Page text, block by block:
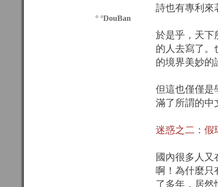
詩也有專利來
於是乎，天下
的人去寫了。
的境界美妙
但這也僅僅是
滿了所謂的
迷惑之二：假
國內很多人又
啊！為什麼只
了多年，居然
° °DouBan